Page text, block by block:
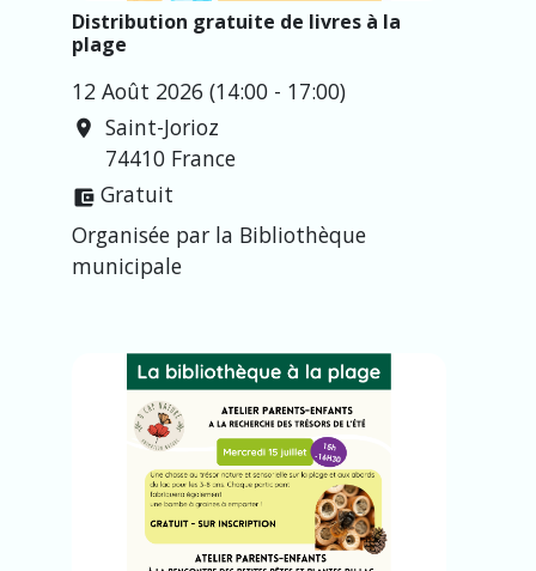
Distribution gratuite de livres à la
plage
12 Août 2026 (14:00 - 17:00)
location_on Saint-Jorioz
74410 France
account_balance_wallet Gratuit
Organisée par la Bibliothèque
municipale